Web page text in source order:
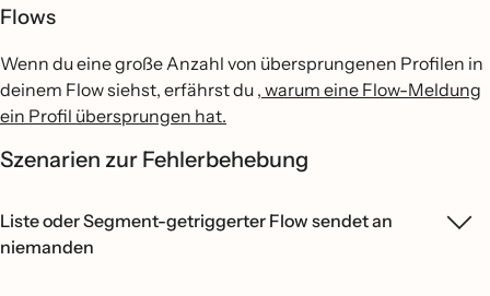
Flows
Wenn du eine große Anzahl von übersprungenen Profilen in
deinem Flow siehst, erfährst du , warum eine Flow-Meldung
ein Profil übersprungen hat.
Szenarien zur Fehlerbehebung
Liste oder Segment-getriggerter Flow sendet an
niemanden